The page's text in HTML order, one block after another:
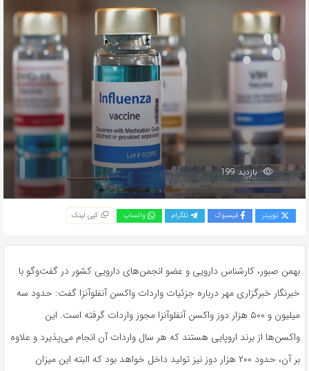
بازدید 199
توییتر فیسبوک تلگرام واتساپ کپی لینک
بهمن صبور، کارشناس دارویی و عضو انجمن‌های دارویی کشور در گفت‌وگو با
خبرنگار خبرگزاری مهر درباره جزئیات واردات واکسن آنفلوآنزا گفت: حدود سه
میلیون و ۵۰۰ هزار دوز واکسن آنفلوآنزا مجوز واردات گرفته است. این
واکسن‌ها از برند اروپایی هستند که هر سال واردات آن انجام می‌پذیرد و علاوه
بر آن، حدود ۲۰۰ هزار دوز نیز تولید داخل خواهد بود که البته این میزان